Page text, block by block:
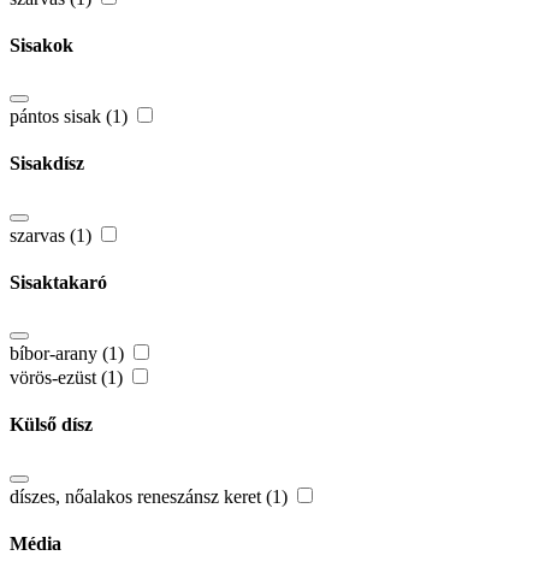
Sisakok
pántos sisak (1)
Sisakdísz
szarvas (1)
Sisaktakaró
bíbor-arany (1)
vörös-ezüst (1)
Külső dísz
díszes, nőalakos reneszánsz keret (1)
Média